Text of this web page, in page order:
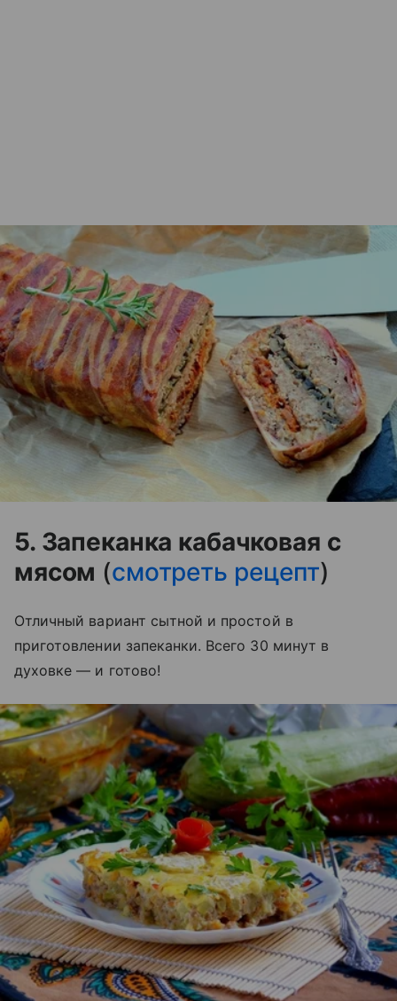
5. Запеканка кабачковая с
мясом (смотреть рецепт)
Отличный вариант сытной и простой в
приготовлении запеканки. Всего 30 минут в
духовке — и готово!